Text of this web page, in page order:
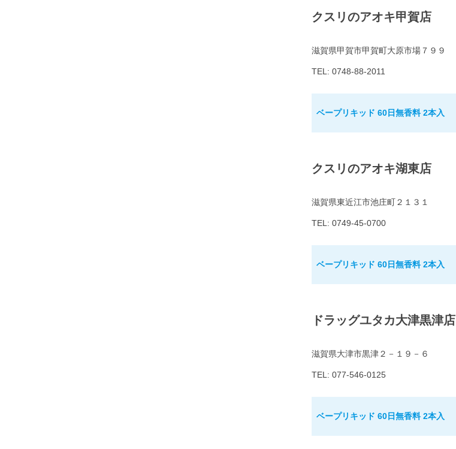
クスリのアオキ甲賀店
滋賀県甲賀市甲賀町大原市場７９９
TEL: 0748-88-2011
ベープリキッド 60日無香料 2本入
クスリのアオキ湖東店
滋賀県東近江市池庄町２１３１
TEL: 0749-45-0700
ベープリキッド 60日無香料 2本入
ドラッグユタカ大津黒津店
滋賀県大津市黒津２－１９－６
TEL: 077-546-0125
ベープリキッド 60日無香料 2本入